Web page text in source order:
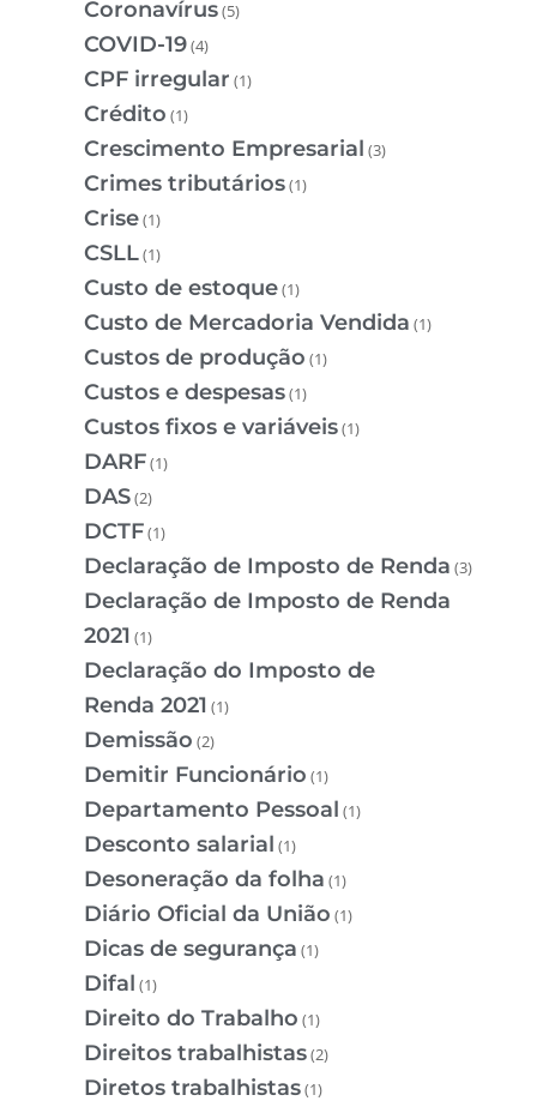
Coronavírus(5)
COVID-19(4)
CPF irregular (1)
Crédito (1)
Crescimento Empresarial (3)
Crimes tributários(1)
Crise(1)
CSLL(1)
Custo de estoque(1)
Custo de Mercadoria Vendida (1)
Custos de produção (1)
Custos e despesas(1)
Custos fixos e variáveis(1)
DARF(1)
DAS(2)
DCTF(1)
Declaração de Imposto de Renda (3)
Declaração de Imposto de Renda
2021 (1)
Declaração do Imposto de
Renda 2021 (1)
Demissão (2)
Demitir Funcionário (1)
Departamento Pessoal (1)
Desconto salarial (1)
Desoneração da folha (1)
Diário Oficial da União (1)
Dicas de segurança (1)
Difal (1)
Direito do Trabalho (1)
Direitos trabalhistas(2)
Diretos trabalhistas(1)